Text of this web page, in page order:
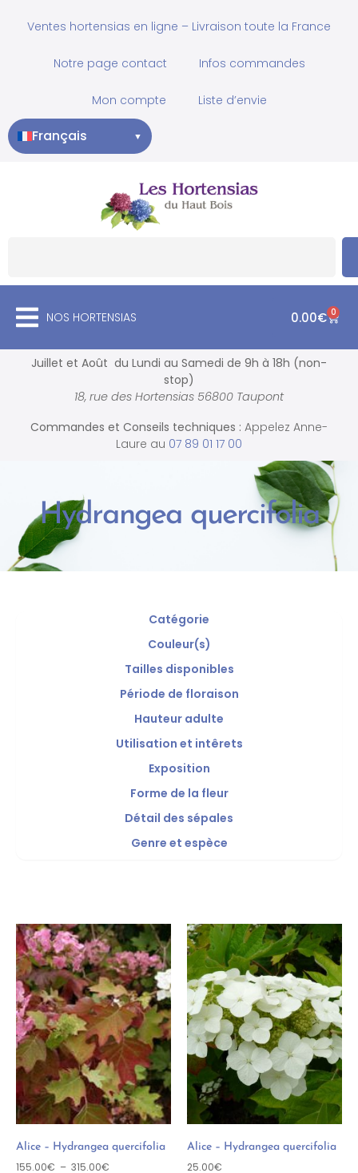
Ventes hortensias en ligne – Livraison toute la France
Notre page contact Infos commandes
Mon compte Liste d’envie
Français ▼
NOS HORTENSIAS 0.00€ 0
Juillet et Août du Lundi au Samedi de 9h à 18h (non-
stop)
18, rue des Hortensias 56800 Taupont
Commandes et Conseils techniques : Appelez Anne-
Laure au 07 89 01 17 00
Hydrangea quercifolia
Catégorie
Couleur(s)
Tailles disponibles
Période de floraison
Hauteur adulte
Utilisation et intêrets
Exposition
Forme de la fleur
Détail des sépales
Genre et espèce
Alice – Hydrangea quercifolia
155.00€ – 315.00€
Alice – Hydrangea quercifolia
25.00€